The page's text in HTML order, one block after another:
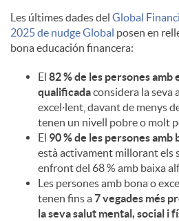
Les últimes dades del Global
2025 de nudge Global posen en
bona educación financera:
El 82 % de les persones
qualificadaconsidera la seva
excel·lent, davant de menys
tenen un nivell pobre o molt
El 90 % de les persones
està activament millorant els
enfront del 68 % amb baixa
Les persones amb bona o
tenen fins a7 vegades més
la seva salut mental, social i